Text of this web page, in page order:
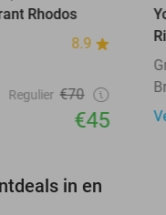
Rhodos
8.9
Regulier €70
€45
in en